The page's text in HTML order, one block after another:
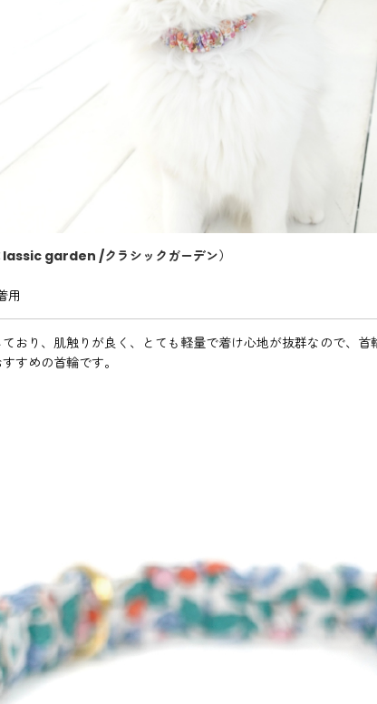
lassic garden /クラシックガーデン）
用
おり、肌触りが良く、とても軽量で着け心地が抜群なので、
すめの首輪です。